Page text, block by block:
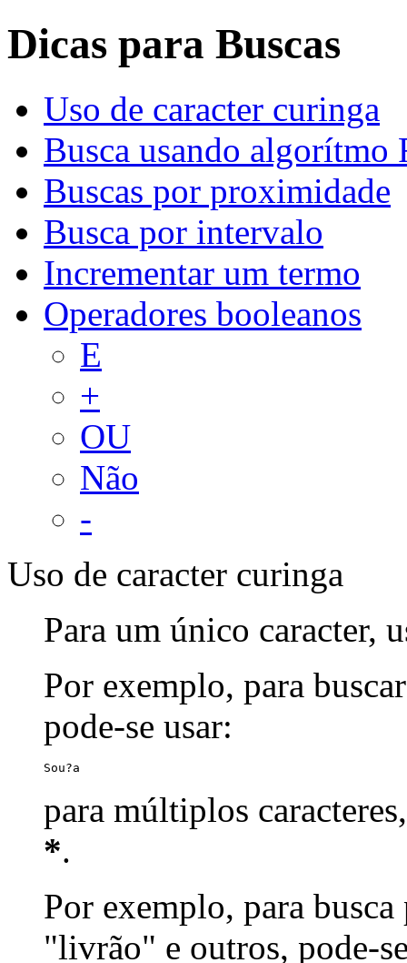
Dicas para Buscas
Uso de caracter curinga
Busca usando algorítmo
Buscas por proximidade
Busca por intervalo
Incrementar um termo
Operadores booleanos
E
+
OU
Não
-
Uso de caracter curinga
Para um único caracter,
Por exemplo, para
pode-se usar:
Sou?a
para múltiplos
*.
Por exemplo, para
"livrão" e outros, pode-